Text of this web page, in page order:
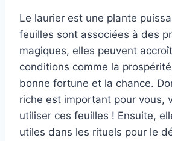
Le laurier est une plante
feuilles sont associées à des
magiques, elles peuvent
conditions comme la
bonne fortune et la chance.
riche est important pour vous,
utiliser ces feuilles ! Ensuite,
utiles dans les rituels pour le